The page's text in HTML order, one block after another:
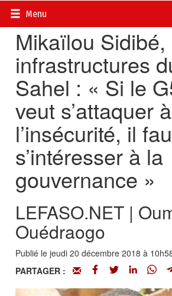
Menu
Accueil>
Mikaïlou
infrastructures
Sahel : « Si le
veut s’attaquer à
l’insécurité, il
s’intéresser à la
gouvernance »
LEFASO.NET |
Ouédraogo
Publié le jeudi 20 décembre 2018 à
PARTAGER :